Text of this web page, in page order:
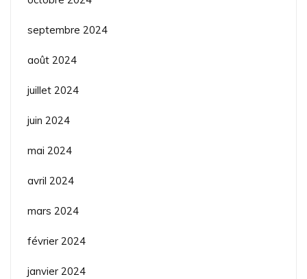
septembre 2024
août 2024
juillet 2024
juin 2024
mai 2024
avril 2024
mars 2024
février 2024
janvier 2024